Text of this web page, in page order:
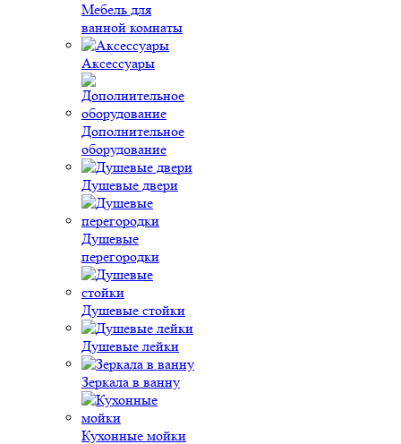
Мебель для
ванной комнаты
Аксессуары
Дополнительное
оборудование
Душевые двери
Душевые
перегородки
Душевые стойки
Душевые лейки
Зеркала в ванну
Кухонные мойки